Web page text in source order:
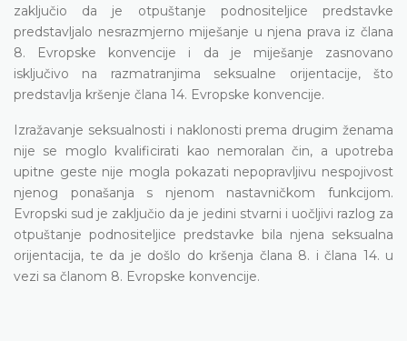
zaključio da je otpuštanje podnositeljice predstavke
predstavljalo nesrazmjerno miješanje u njena prava iz člana
8. Evropske konvencije i da je miješanje zasnovano
isključivo na razmatranjima seksualne orijentacije, što
predstavlja kršenje člana 14. Evropske konvencije.
Izražavanje seksualnosti i naklonosti prema drugim ženama
nije se moglo kvalificirati kao nemoralan čin, a upotreba
upitne geste nije mogla pokazati nepopravljivu nespojivost
njenog ponašanja s njenom nastavničkom funkcijom.
Evropski sud je zaključio da je jedini stvarni i uočljivi razlog za
otpuštanje podnositeljice predstavke bila njena seksualna
orijentacija, te da je došlo do kršenja člana 8. i člana 14. u
vezi sa članom 8. Evropske konvencije.